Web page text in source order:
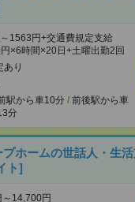
1563円+交通費規定支給
×6時間×20日+土曜出勤2回
あり
駅から車10分 / 前後駅から車
分
プホームの世話人・生
ト]
14,700円